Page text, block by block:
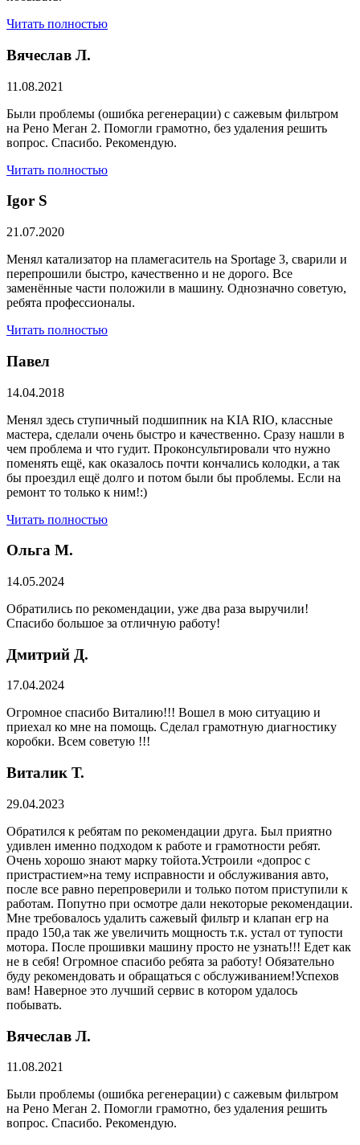
Читать полностью
Вячеслав Л.
11.08.2021
Были проблемы (ошибка регенерации) с сажевым фильтром
на Рено Меган 2. Помогли грамотно, без удаления решить
вопрос. Спасибо. Рекомендую.
Читать полностью
​Igor S
21.07.2020
Менял катализатор на пламегаситель на Sportage 3, сварили и
перепрошили быстро, качественно и не дорого. Все
заменённые части положили в машину. Однозначно советую,
ребята профессионалы.
Читать полностью
Павел
14.04.2018
Менял здесь ступичный подшипник на KIA RIO, классные
мастера, сделали очень быстро и качественно. Сразу нашли в
чем проблема и что гудит. Проконсультировали что нужно
поменять ещё, как оказалось почти кончались колодки, а так
бы проездил ещё долго и потом были бы проблемы. Если на
ремонт то только к ним!:)
Читать полностью
Ольга М.
14.05.2024
Обратились по рекомендации, уже два раза выручили!
Спасибо большое за отличную работу!
Дмитрий Д.
17.04.2024
Огромное спасибо Виталию!!! Вошел в мою ситуацию и
приехал ко мне на помощь. Сделал грамотную диагностику
коробки. Всем советую !!!
Виталик Т.
29.04.2023
Обратился к ребятам по рекомендации друга. Был приятно
удивлен именно подходом к работе и грамотности ребят.
Очень хорошо знают марку тойота.Устроили «допрос с
пристрастием»на тему исправности и обслуживания авто,
после все равно перепроверили и только потом приступили к
работам. Попутно при осмотре дали некоторые рекомендации.
Мне требовалось удалить сажевый фильтр и клапан егр на
прадо 150,а так же увеличить мощность т.к. устал от тупости
мотора. После прошивки машину просто не узнать!!! Едет как
не в себя! Огромное спасибо ребята за работу! Обязательно
буду рекомендовать и обращаться с обслуживанием!Успехов
вам! Наверное это лучший сервис в котором удалось
побывать.
Вячеслав Л.
11.08.2021
Были проблемы (ошибка регенерации) с сажевым фильтром
на Рено Меган 2. Помогли грамотно, без удаления решить
вопрос. Спасибо. Рекомендую.